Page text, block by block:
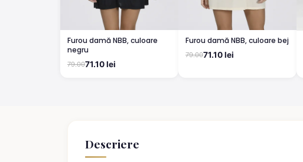
Furou damă NBB, culoare
negru
79.0071.10 lei
Furou damă NBB, culoare bej
79.0071.10 lei
Descriere